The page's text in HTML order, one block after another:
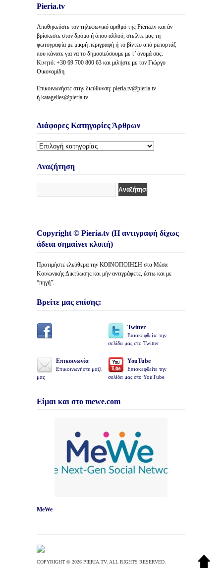
Pieria.tv
Αποθηκεύστε τον τηλεφωνικό αριθμό της Pieria.tv και άν
βρίσκεστε στον δρόμο ή όπου αλλού, στείλτε μας τη
φωτογραφία με μικρή περιγραφή ή το βίντεο από ρεπορτάζ
που κάνατε για να το δημοσιεύσουμε με τ’ όνομά σας.
Κινητό: +30 69 700 800 63 και μιλήστε με τον Γιώργο
Οικονομίδη
Επικοινωνήστε στην διεύθυνση: pieria.tv@pieria.tv
ή katagelies@pieria.tv
Διάφορες Κατηγορίες Άρθρων
Διάφορες
Άρθρων
Αναζήτηση
Copyright © Pieria.tv (Η αντιγραφή δίχως
άδεια σημαίνει κλοπή)
Προτιμήστε ελεύθερα την ΚΟΙΝΟΠΟΙΗΣΗ στα Μέσα
Κοινωνικής Δικτύωσης και μήν αντιγράφετε, έστω και με
“πηγή”.
Βρείτε μας επίσης:
Twitter
Επισκεφθείτε την
σελίδα μας στο Twitter
Επικοινωνία
Επικοινωνήστε μαζί
μας
YouTube
Επισκεφθείτε την
σελίδα μας στο YouTube
Είμαι και στο mewe.com
MeWe
COPYRIGHT © 2026 PIERIA.TV. ALL RIGHTS RESERVED.